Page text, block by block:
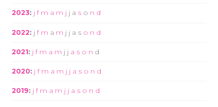
2023: j f m a m j j a s o n d
2022: j f m a m j j a s o n d
2021: j f m a m j j a s o n d
2020: j f m a m j j a s o n d
2019: j f m a m j j a s o n d